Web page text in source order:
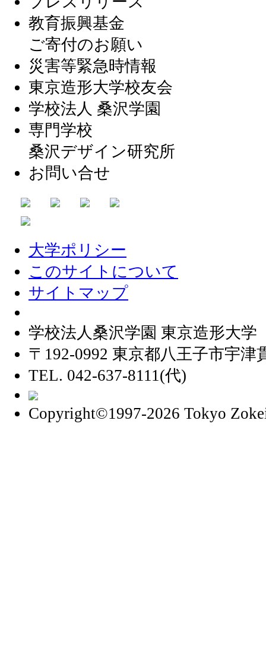
教育振興基金
ご寄付のお願い
災害等緊急時情報
東京造形大学校友会
学校法人 桑沢学園
専門学校
桑沢デザイン研究所
お問い合せ
大学ポリシー
このサイトについて
サイトマップ
学校法人桑沢学園 東京造形大学
〒192-0992 東京都八王子市宇津
TEL. 042-637-8111(代)
Copyright©1997-2026 Tokyo